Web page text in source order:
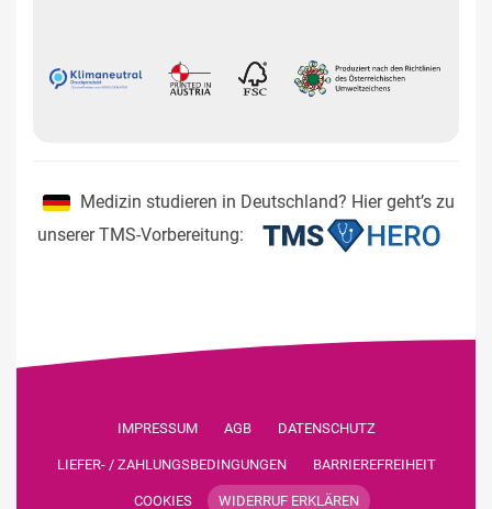
Medizin studieren in Deutschland? Hier geht’s zu
unserer TMS-Vorbereitung:
IMPRESSUM AGB DATENSCHUTZ
LIEFER- / ZAHLUNGS­BEDINGUNGEN BARRIEREFREIHEIT
COOKIES WIDERRUF ERKLÄREN